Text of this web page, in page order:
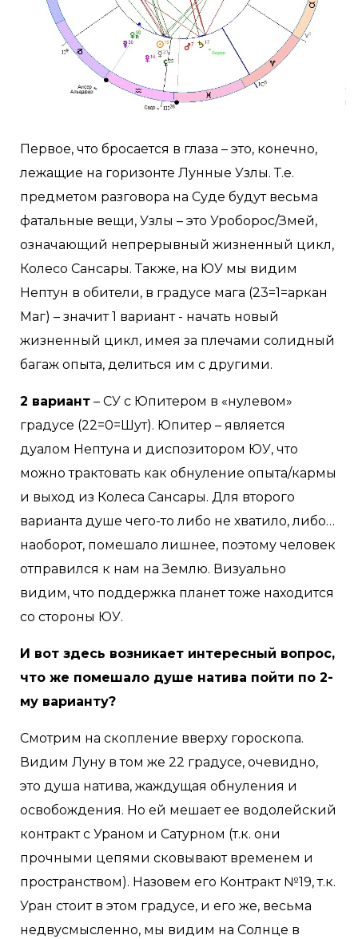
Первое, что бросается в глаза – это, конечно,
лежащие на горизонте Лунные Узлы. Т.е.
предметом разговора на Суде будут весьма
фатальные вещи, Узлы – это Уроборос/Змей,
означающий непрерывный жизненный цикл,
Колесо Сансары. Также, на ЮУ мы видим
Нептун в обители, в градусе мага (23=1=аркан
Маг) – значит 1 вариант - начать новый
жизненный цикл, имея за плечами солидный
багаж опыта, делиться им с другими.
2 вариант – СУ с Юпитером в «нулевом»
градусе (22=0=Шут). Юпитер – является
дуалом Нептуна и диспозитором ЮУ, что
можно трактовать как обнуление опыта/кармы
и выход из Колеса Сансары. Для второго
варианта душе чего-то либо не хватило, либо…
наоборот, помешало лишнее, поэтому человек
отправился к нам на Землю. Визуально
видим, что поддержка планет тоже находится
со стороны ЮУ.
И вот здесь возникает интересный вопрос,
что же помешало душе натива пойти по 2-
му варианту?
Смотрим на скопление вверху гороскопа.
Видим Луну в том же 22 градусе, очевидно,
это душа натива, жаждущая обнуления и
освобождения. Но ей мешает ее водолейский
контракт с Ураном и Сатурном (т.к. они
прочными цепями сковывают временем и
пространством). Назовем его Контракт №19, т.к.
Уран стоит в этом градусе, и его же, весьма
недвусмысленно, мы видим на Солнце в